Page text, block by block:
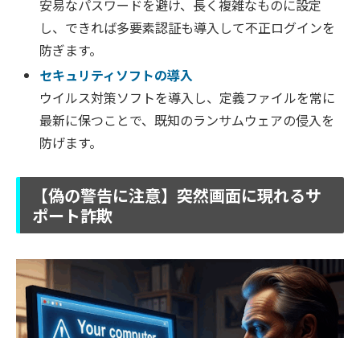
安易なパスワードを避け、長く複雑なものに設定
し、できれば多要素認証も導入して不正ログインを
防ぎます。
セキュリティソフトの導入
ウイルス対策ソフトを導入し、定義ファイルを常に
最新に保つことで、既知のランサムウェアの侵入を
防げます。
【偽の警告に注意】突然画面に現れるサ
ポート詐欺